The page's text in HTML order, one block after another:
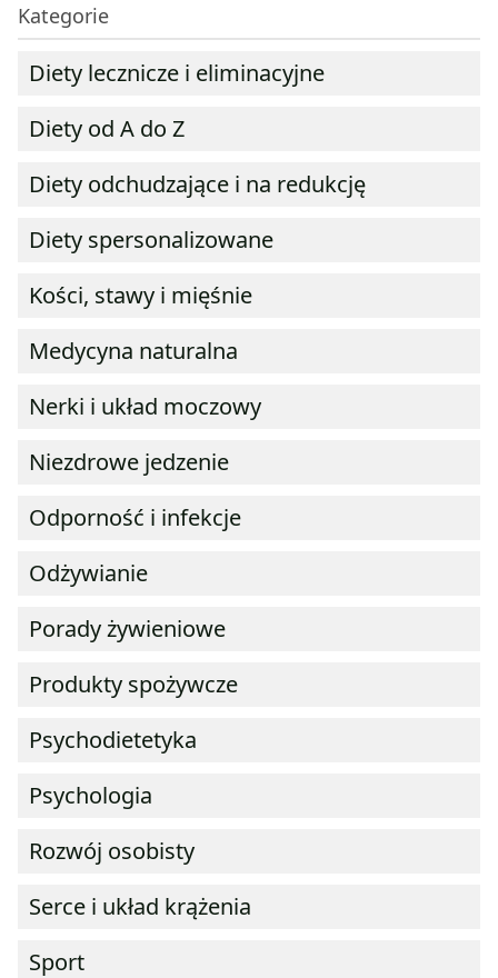
Kategorie
Diety lecznicze i eliminacyjne
Diety od A do Z
Diety odchudzające i na redukcję
Diety spersonalizowane
Kości, stawy i mięśnie
Medycyna naturalna
Nerki i układ moczowy
Niezdrowe jedzenie
Odporność i infekcje
Odżywianie
Porady żywieniowe
Produkty spożywcze
Psychodietetyka
Psychologia
Rozwój osobisty
Serce i układ krążenia
Sport